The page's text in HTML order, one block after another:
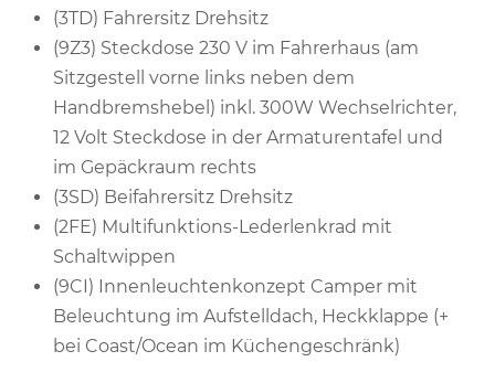
(3TD) Fahrersitz Drehsitz
(9Z3) Steckdose 230 V im Fahrerhaus (am
Sitzgestell vorne links neben dem
Handbremshebel) inkl. 300W Wechselrichter,
12 Volt Steckdose in der Armaturentafel und
im Gepäckraum rechts
(3SD) Beifahrersitz Drehsitz
(2FE) Multifunktions-Lederlenkrad mit
Schaltwippen
(9CI) Innenleuchtenkonzept Camper mit
Beleuchtung im Aufstelldach, Heckklappe (+
bei Coast/Ocean im Küchengeschränk)